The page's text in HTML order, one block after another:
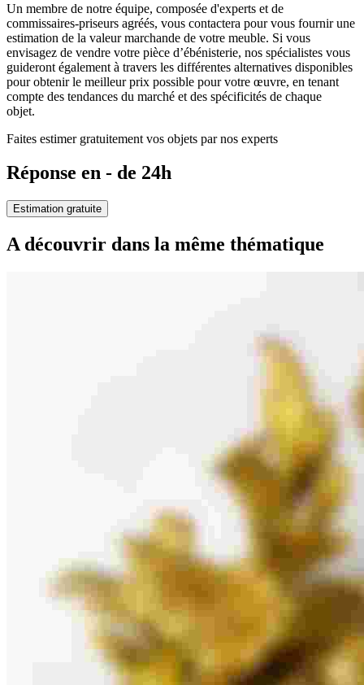
Un membre de notre équipe, composée d'experts et de
commissaires-priseurs agréés, vous contactera pour vous fournir une
estimation de la valeur marchande de votre meuble. Si vous
envisagez de vendre votre pièce d’ébénisterie, nos spécialistes vous
guideront également à travers les différentes alternatives disponibles
pour obtenir le meilleur prix possible pour votre œuvre, en tenant
compte des tendances du marché et des spécificités de chaque
objet.
Faites estimer gratuitement vos objets par nos experts
Réponse en - de 24h
Estimation gratuite
A découvrir dans la même thématique